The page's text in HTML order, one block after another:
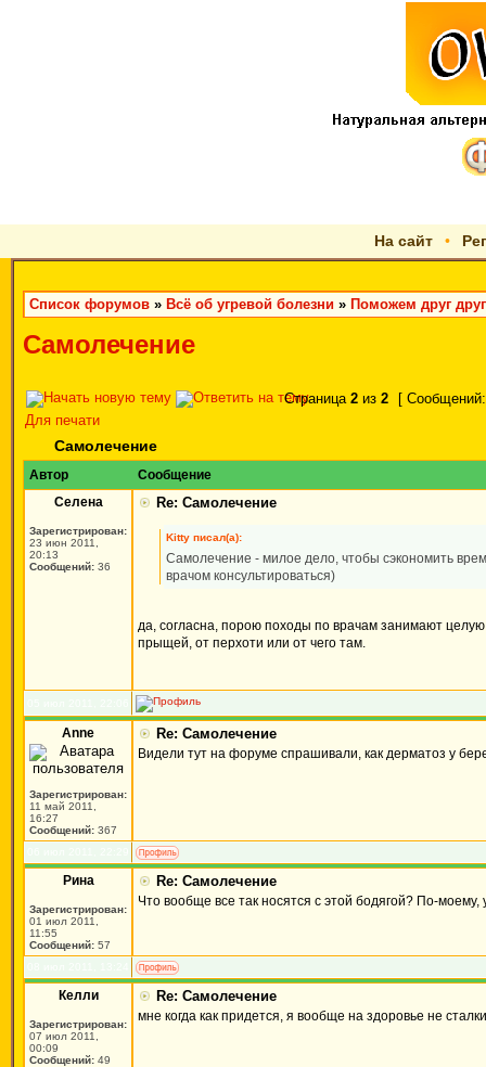
На сайт •
Список форумов » Всё об угревой болезни » Поможем друг
Самолечение
Страница 2 из 2
[
Для печати
Самолечение
Автор
Сообщение
Селена
Зарегистрирован:
23 июн 2011,
20:13
Сообщений: 36
Re: Самолечение
Kitty писал(а):
Самолечение - милое дело, чтобы сэкономить
врачом консультироваться)
да, согласна, порою походы по врачам занимают
прыщей, от перхоти или от чего там.
Anne
Зарегистрирован:
11 май 2011,
16:27
Сообщений: 367
Re: Самолечение
Видели тут на форуме спрашивали, как дерматоз у
Рина
Зарегистрирован:
01 июл 2011,
11:55
Сообщений: 57
Re: Самолечение
Что вообще все так носятся с этой бодягой? По-
Келли
Зарегистрирован:
07 июл 2011,
00:09
Сообщений: 49
Re: Самолечение
мне когда как придется, я вообще на здоровье не